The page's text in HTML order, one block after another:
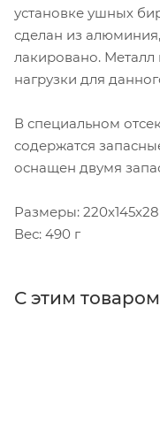
установке ушных
сделан из
лакировано.
нагрузки для
В специальном
содержатся
оснащен двумя
Размеры:
Вес: 490 г
С этим